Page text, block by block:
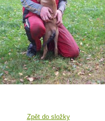
Zpět do složky